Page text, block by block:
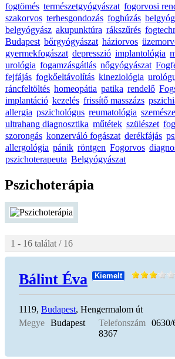
fogtömés természetgyógyászat fogorvosi
szakorvos terhesgondozás foghúzás
belgyógyász akupunktúra rákszűrés
Budapest bőrgyógyászat háziorvos
gyermekfogászat depresszió implantológia
urológia fogamzásgátlás nőgyógyászat
fejfájás fogkőeltávolítás kineziológia
ráncfeltöltés homeopátia patika rendelő
implantáció kezelés frissítő masszázs
allergia pszichológus reumatológia
ultrahang diagnosztika műtétek szülészet
szorongás konzerváló fogászat derékfájás
allergológia pánik röntgen Fogorvos
pszichoterapeuta Belgyógyászat
Pszichoterápia
1 - 16 találat / 16
Bálint Éva Kiemelt
1119, Budapest, Hengermalom út
Megye Budapest Telefonszám 0630/
8367